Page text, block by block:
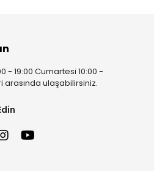
- 19:00 Cumartesi 10:00 -
arasında ulaşabilirsiniz.